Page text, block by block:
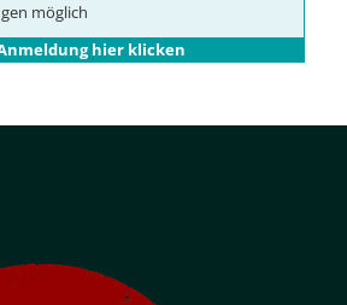
möglich
hier klicken